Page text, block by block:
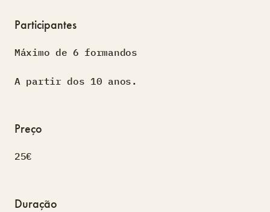
Participantes
Máximo de 6 formandos
A partir dos 10 anos.
Preço
25€
Duração